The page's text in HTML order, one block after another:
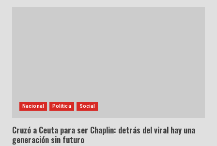
Nacional Política Social
Cruzó a Ceuta para ser Chaplin: detrás del viral hay una
generación sin futuro